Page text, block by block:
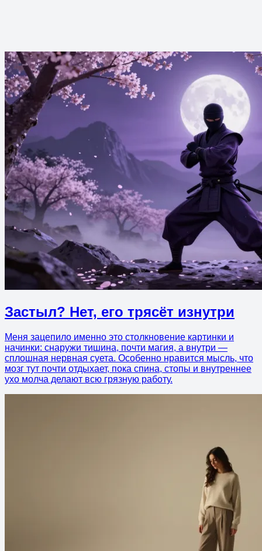
Застыл? Нет, его трясёт изнутри
Меня зацепило именно это столкновение картинки и
начинки: снаружи тишина, почти магия, а внутри —
сплошная нервная суета. Особенно нравится мысль, что
мозг тут почти отдыхает, пока спина, стопы и внутреннее
ухо молча делают всю грязную работу.